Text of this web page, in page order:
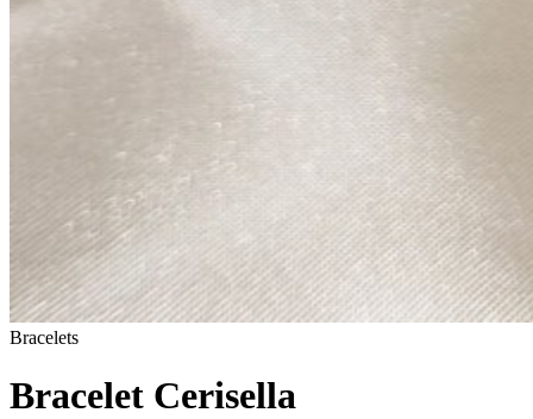
Bracelets
Bracelet Cerisella